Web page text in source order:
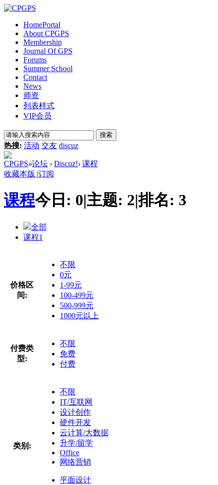
HomePortal
About CPGPS
Membership
Journal Of GPS
Forums
Summer School
Contact
News
师资
列表样式
VIP会员
搜索
热搜: 活动 交友 discuz
CPGPS»论坛 › Discuz!› 课程
收藏本版 |订阅
课程今日: 0|主题: 2|排名: 3
全部
课程1
价格区
间:
不限
0元
1-99元
100-499元
500-999元
1000元以上
付费类
型:
不限
免费
付费
类别:
不限
IT/互联网
设计创作
硬件开发
云计算/大数据
升学/留学
Office
网络营销
平面设计